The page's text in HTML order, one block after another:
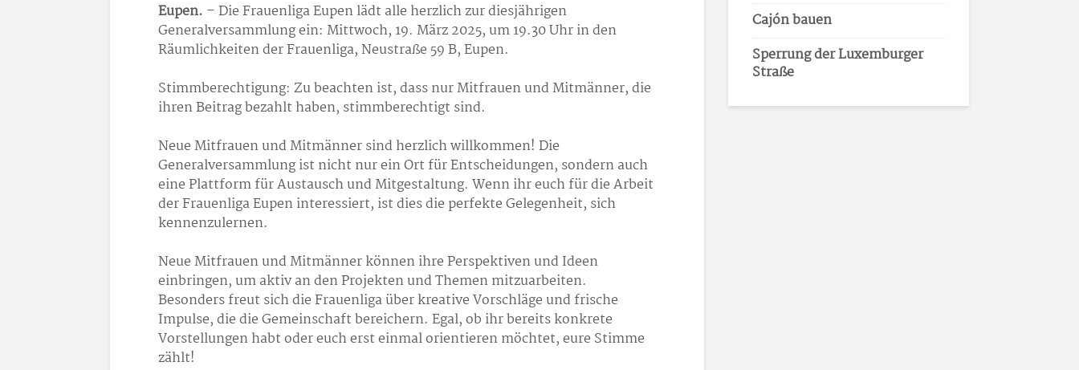
Eupen. – Die Frauenliga Eupen lädt alle herzlich zur diesjährigen
Generalversammlung ein: Mittwoch, 19. März 2025, um 19.30 Uhr in den
Räumlichkeiten der Frauenliga, Neustraße 59 B, Eupen.
Stimmberechtigung: Zu beachten ist, dass nur Mitfrauen und Mitmänner, die
ihren Beitrag bezahlt haben, stimmberechtigt sind.
Neue Mitfrauen und Mitmänner sind herzlich willkommen! Die
Generalversammlung ist nicht nur ein Ort für Entscheidungen, sondern auch
eine Plattform für Austausch und Mitgestaltung. Wenn ihr euch für die Arbeit
der Frauenliga Eupen interessiert, ist dies die perfekte Gelegenheit, sich
kennenzulernen.
Neue Mitfrauen und Mitmänner können ihre Perspektiven und Ideen
einbringen, um aktiv an den Projekten und Themen mitzuarbeiten.
Besonders freut sich die Frauenliga über kreative Vorschläge und frische
Impulse, die die Gemeinschaft bereichern. Egal, ob ihr bereits konkrete
Vorstellungen habt oder euch erst einmal orientieren möchtet, eure Stimme
zählt!
Cajón bauen
Sperrung der Luxemburger
Straße